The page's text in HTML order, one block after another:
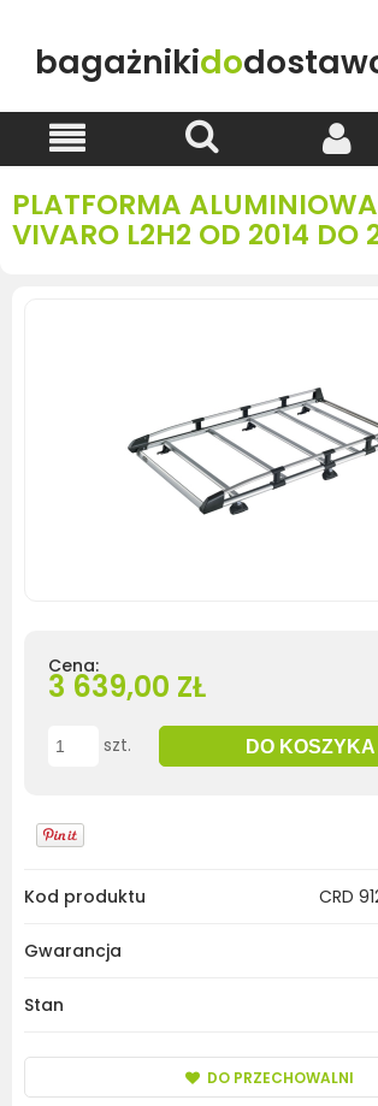
bagażnikido
PLATFORMA
VIVARO L2H2 OD 2014 DO
Kod produktu CRD
Gwarancja
Stan
DO PRZECHOWALNI
Cena:
3 639,00 ZŁ
szt. DO KOSZYKA